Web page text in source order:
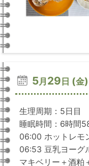
5月 29 日 (金)
生理周期：5日目
睡眠時間：6時間
06:00 ホットレモ
06:53 豆乳ヨーグ
マキベリー＋酒粕